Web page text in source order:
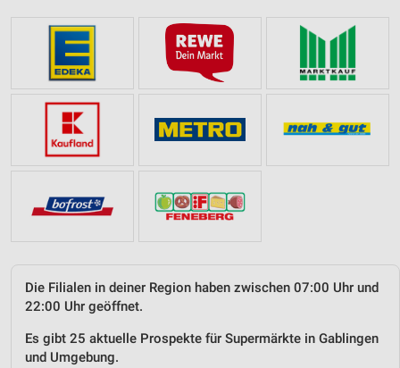
Die Filialen in deiner Region haben zwischen 07:00 Uhr und
22:00 Uhr geöffnet.
Es gibt 25 aktuelle Prospekte für Supermärkte in Gablingen
und Umgebung.